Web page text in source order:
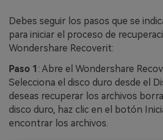
Debes seguir los pasos que se
para iniciar el proceso de
Wondershare Recoverit:
Paso 1 : Abre el Wondershare
Selecciona el disco duro desde el
deseas recuperar los archivos
disco duro, haz clic en el botón
encontrar los archivos.